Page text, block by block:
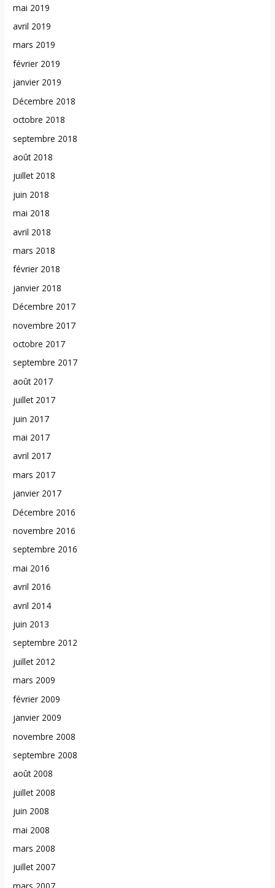
mai 2019
avril 2019
mars 2019
février 2019
janvier 2019
Décembre 2018
octobre 2018
septembre 2018
août 2018
juillet 2018
juin 2018
mai 2018
avril 2018
mars 2018
février 2018
janvier 2018
Décembre 2017
novembre 2017
octobre 2017
septembre 2017
août 2017
juillet 2017
juin 2017
mai 2017
avril 2017
mars 2017
janvier 2017
Décembre 2016
novembre 2016
septembre 2016
mai 2016
avril 2016
avril 2014
juin 2013
septembre 2012
juillet 2012
mars 2009
février 2009
janvier 2009
novembre 2008
septembre 2008
août 2008
juillet 2008
juin 2008
mai 2008
mars 2008
juillet 2007